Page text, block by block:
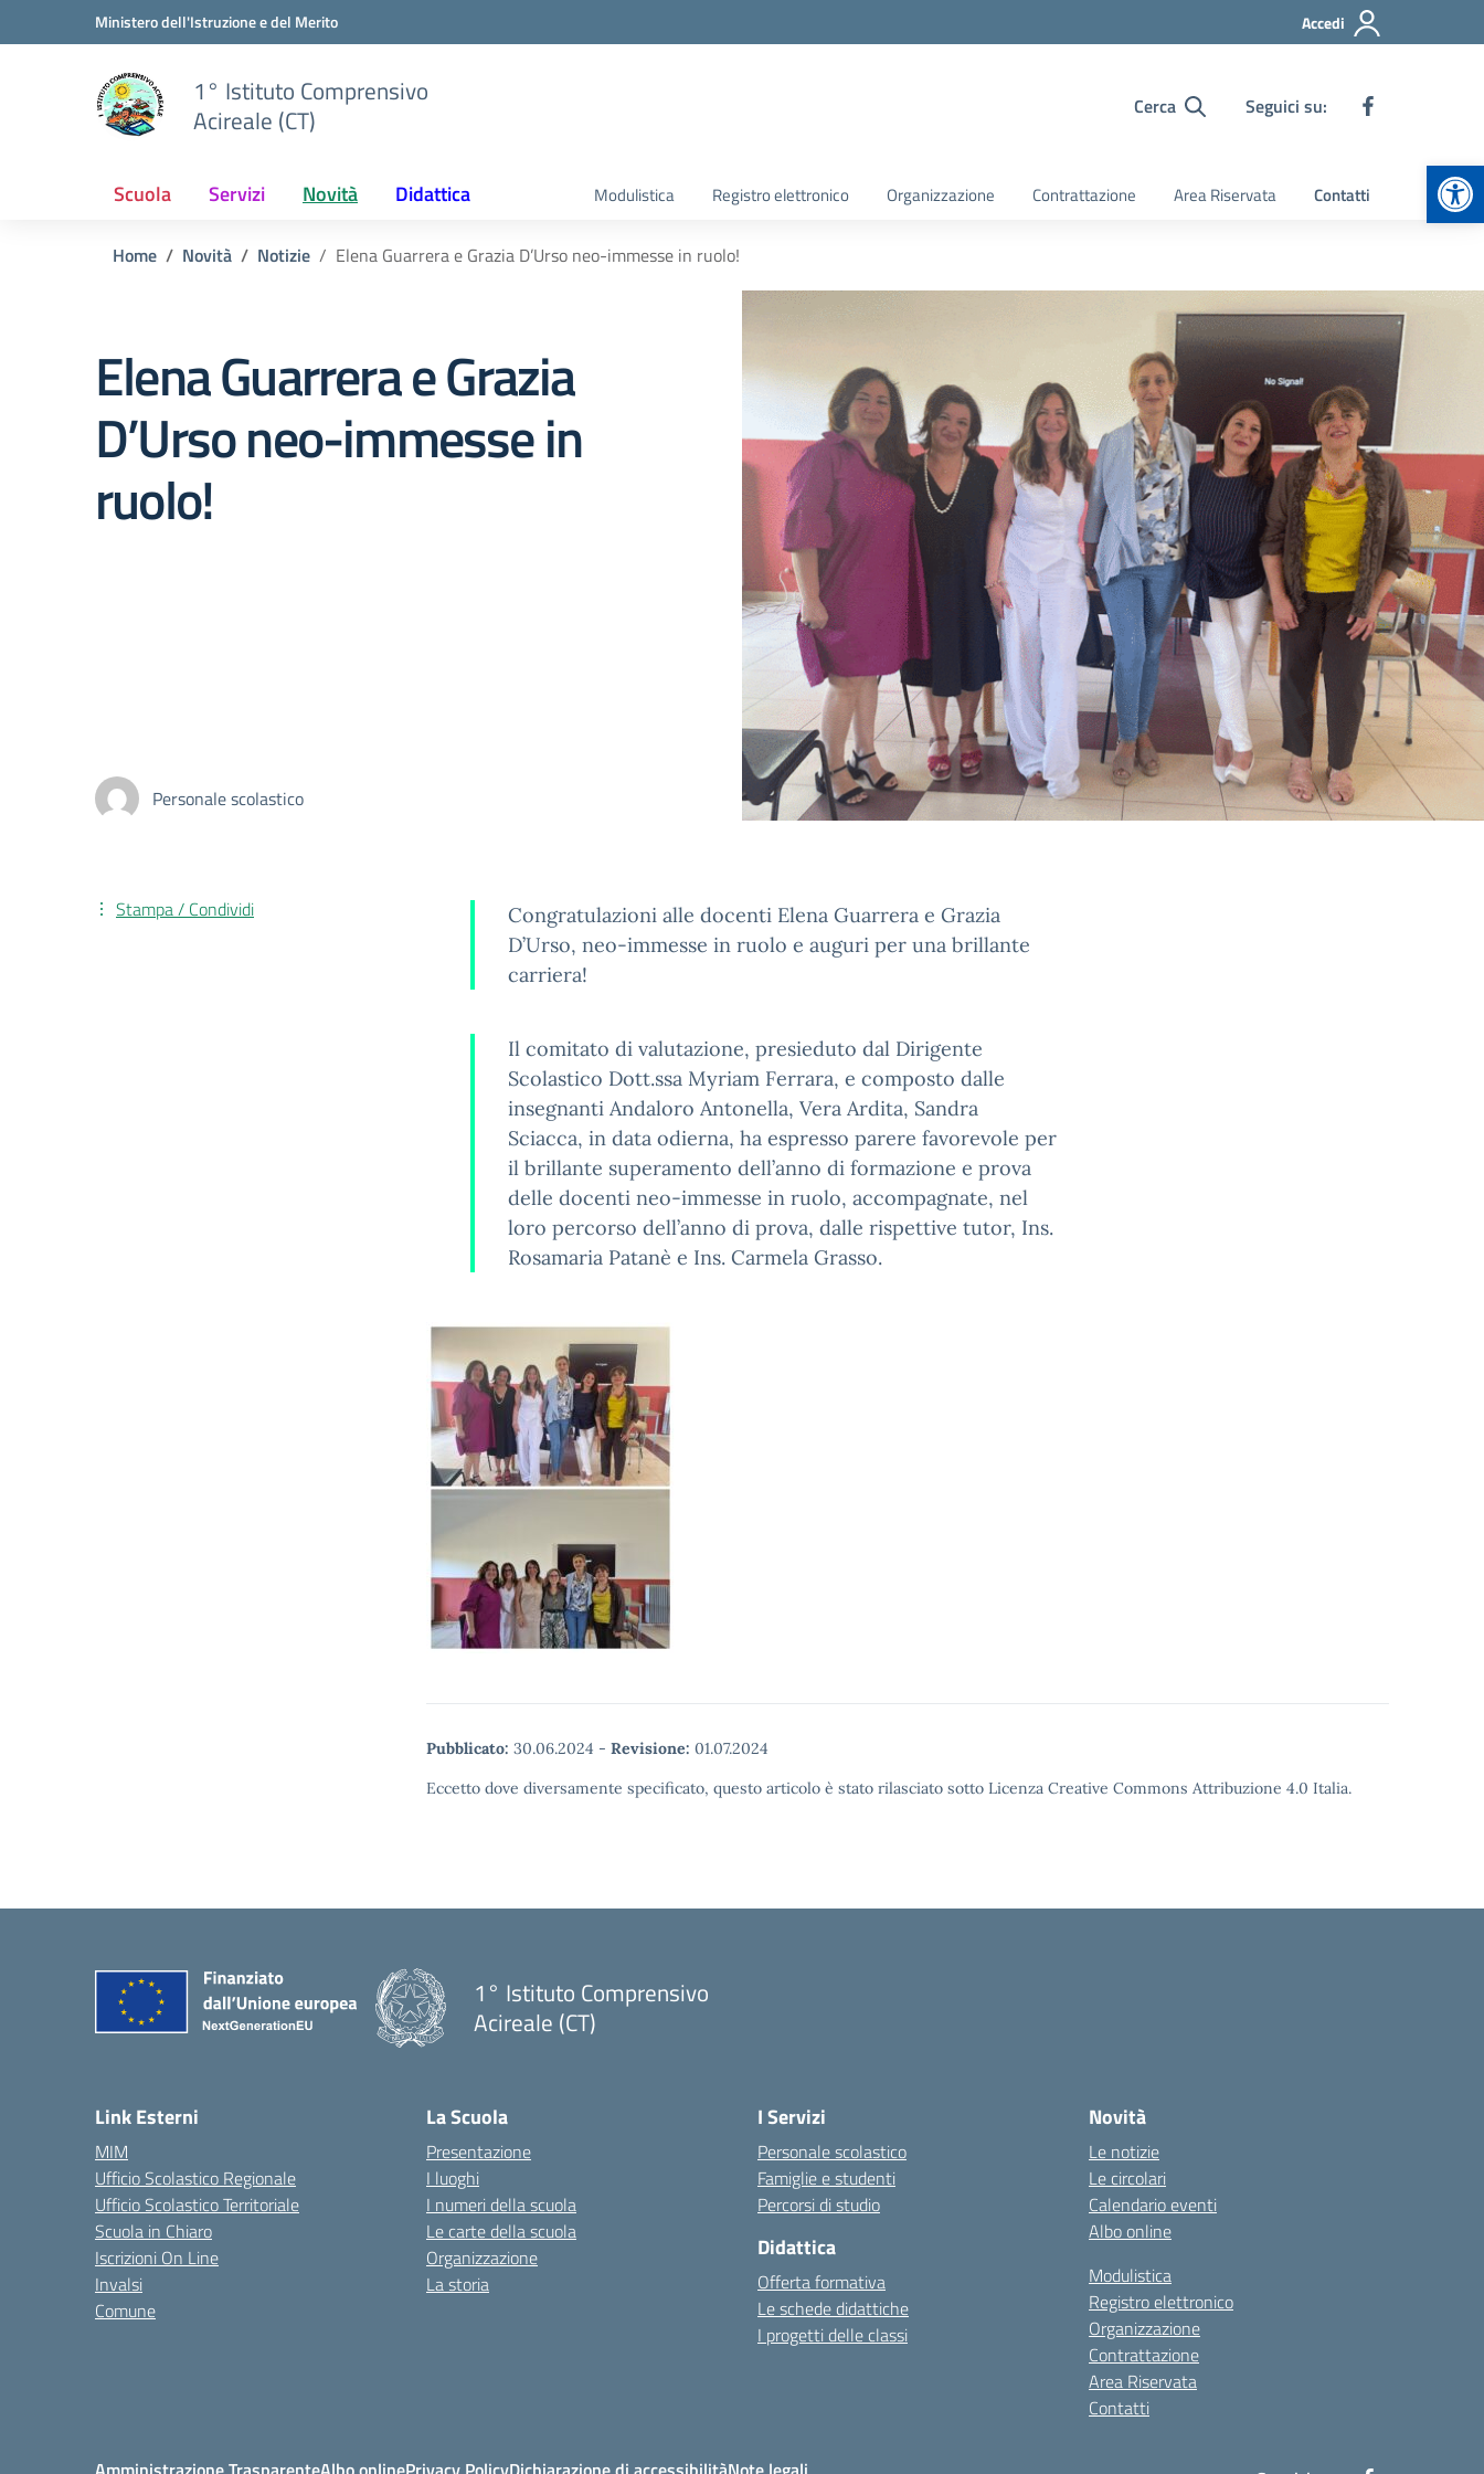
Vai ai contenuti
Vai al menu di navigazioneMinistero dell'Istruzione e del Merito Accedi
1° Istituto Comprensivo
Acireale (CT)
Cerca Seguici su:
Scuola Servizi Novità Didattica Modulistica Registro elettronico Organizzazione Contrattazione Area Riservata Contatti
Home Novità Notizie Elena Guarrera e Grazia D’Urso neo-immesse in ruolo!
Elena Guarrera e Grazia
D’Urso neo-immesse in
ruolo!
Personale scolastico
Congratulazioni alle docenti Elena Guarrera e Grazia
D’Urso, neo-immesse in ruolo e auguri per una brillante
carriera!
Il comitato di valutazione, presieduto dal Dirigente
Scolastico Dott.ssa Myriam Ferrara, e composto dalle
insegnanti Andaloro Antonella, Vera Ardita, Sandra
Sciacca, in data odierna, ha espresso parere favorevole per
il brillante superamento dell’anno di formazione e prova
delle docenti neo-immesse in ruolo, accompagnate, nel
loro percorso dell’anno di prova, dalle rispettive tutor, Ins.
Rosamaria Patanè e Ins. Carmela Grasso.
Pubblicato: 30.06.2024 - Revisione: 01.07.2024
Eccetto dove diversamente specificato, questo articolo è stato rilasciato sotto Licenza Creative Commons Attribuzione 4.0 Italia.
Stampa / Condividi
1° Istituto Comprensivo
Acireale (CT)
Link Esterni
MIM
Ufficio Scolastico Regionale
Ufficio Scolastico Territoriale
Scuola in Chiaro
Iscrizioni On Line
Invalsi
Comune
La Scuola
Presentazione
I luoghi
I numeri della scuola
Le carte della scuola
Organizzazione
La storia
I Servizi
Personale scolastico
Famiglie e studenti
Percorsi di studio
Didattica
Offerta formativa
Le schede didattiche
I progetti delle classi
Novità
Le notizie
Le circolari
Calendario eventi
Albo online
Modulistica
Registro elettronico
Organizzazione
Contrattazione
Area Riservata
Contatti